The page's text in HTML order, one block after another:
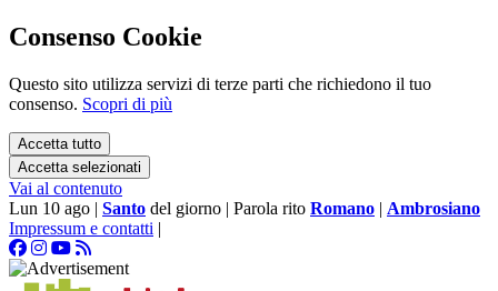
Consenso Cookie
Questo sito utilizza servizi di terze parti che richiedono il tuo
consenso. Scopri di più
Accetta tutto
Accetta selezionati
Vai al contenuto
Lun 10 ago | Santo del giorno | Parola rito Romano | Ambrosiano
Impressum e contatti |